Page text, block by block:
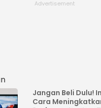
Jangan Beli Dulu!
Cara